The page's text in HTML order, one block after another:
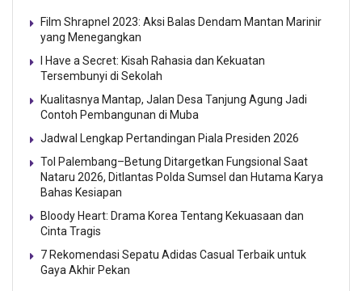
Film Shrapnel 2023: Aksi Balas Dendam Mantan Marinir
yang Menegangkan
I Have a Secret: Kisah Rahasia dan Kekuatan
Tersembunyi di Sekolah
Kualitasnya Mantap, Jalan Desa Tanjung Agung Jadi
Contoh Pembangunan di Muba
Jadwal Lengkap Pertandingan Piala Presiden 2026
Tol Palembang–Betung Ditargetkan Fungsional Saat
Nataru 2026, Ditlantas Polda Sumsel dan Hutama Karya
Bahas Kesiapan
Bloody Heart: Drama Korea Tentang Kekuasaan dan
Cinta Tragis
7 Rekomendasi Sepatu Adidas Casual Terbaik untuk
Gaya Akhir Pekan